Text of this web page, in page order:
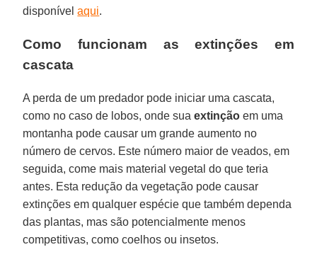
disponívelaqui.
Como funcionam as extinções em
cascata
A perda de um predador pode iniciar uma cascata,
como no caso de lobos, onde suaextinção em uma
montanha pode causar um grande aumento no
número de cervos. Este número maior de veados, em
seguida, come mais material vegetal do que teria
antes. Esta redução da vegetação pode causar
extinções em qualquer espécie que também dependa
das plantas, mas são potencialmente menos
competitivas, como coelhos ou insetos.